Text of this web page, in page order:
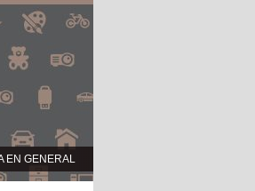
EN GENERAL